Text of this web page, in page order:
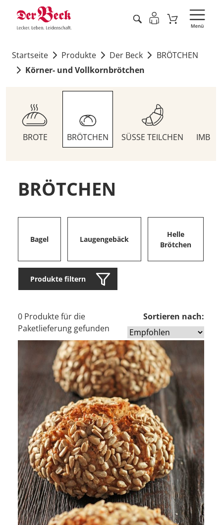
Startseite Produkte Der Beck
BRÖTCHEN
Körner- und Vollkornbrötchen
BROTE BRÖTCHEN SÜSSE TEILCHEN
BRÖTCHEN
Bagel Laugengebäck
Helle
Brötchen
Produkte filtern
0 Produkte für die
Paketlieferung gefunden
Sortieren nach: